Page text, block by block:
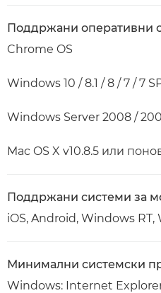
Поддржани оперативни
Chrome OS
Windows 10 / 8.1 / 8 / 7 / 7
Windows Server 2008 /
Mac OS X v10.8.5 или
Поддржани системи за
iOS, Android, Windows
Минимални системски
Windows: Internet